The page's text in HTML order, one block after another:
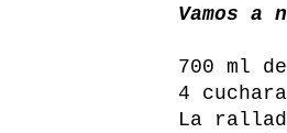
Vamos a
700 ml
4
La